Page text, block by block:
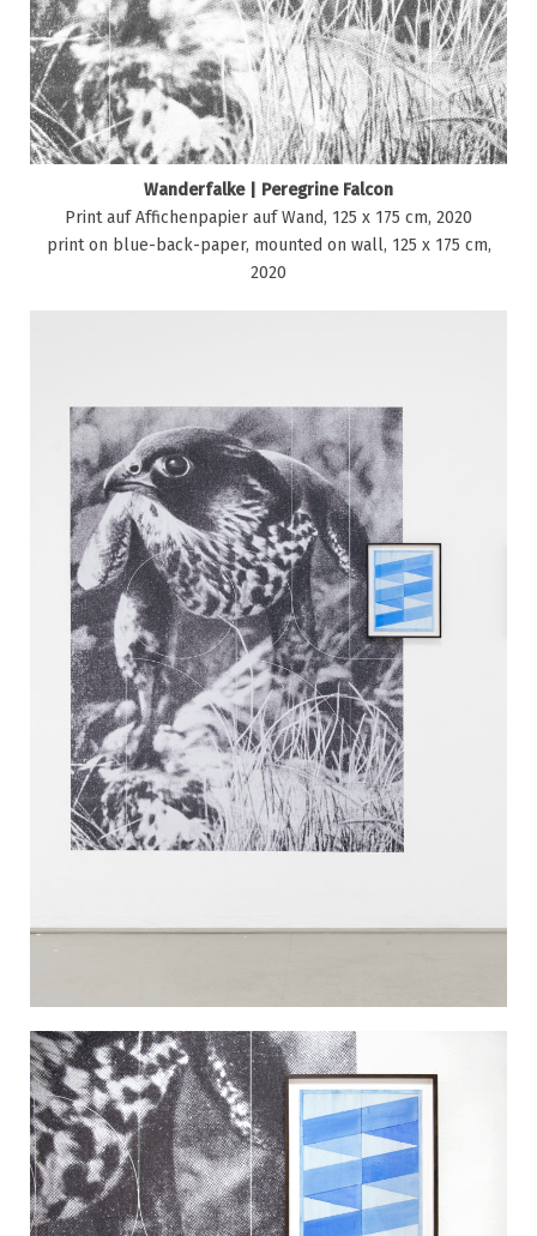
Wanderfalke | Peregrine Falcon
Print auf Affichenpapier auf Wand, 125 x 175 cm, 2020
print on blue-back-paper, mounted on wall, 125 x 175 cm,
2020